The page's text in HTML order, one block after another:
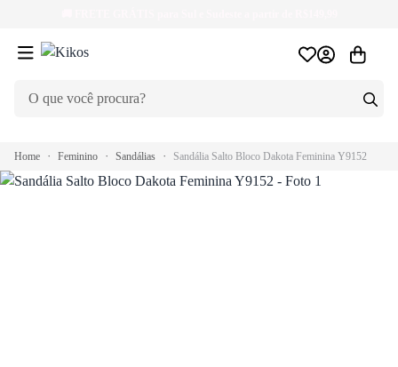
Home Feminino Sandálias Sandália Salto Bloco Dakota Feminina Y9152